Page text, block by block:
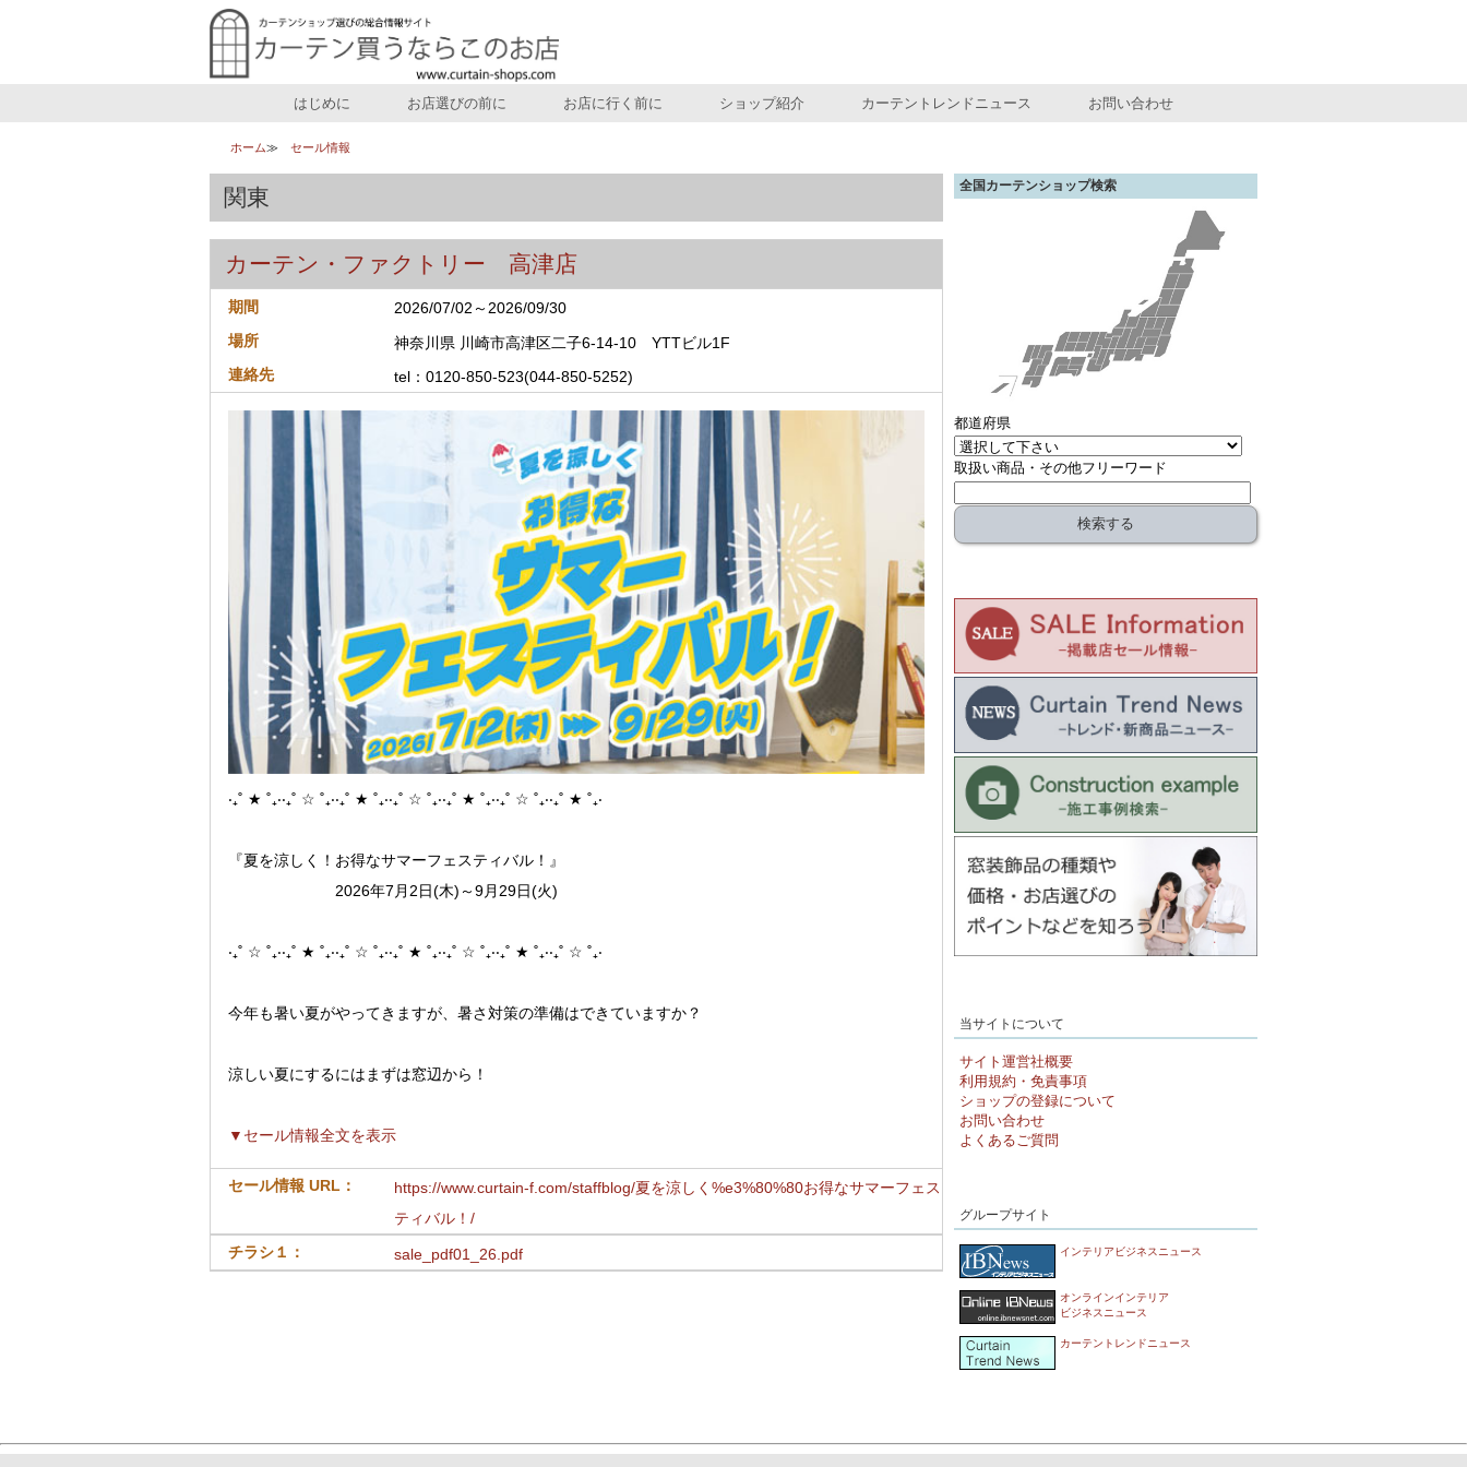
はじめに お店選びの前に お店に行く前に ショップ紹介 カーテントレンドニュース お問い合わせ
ホーム セール情報
関東
カーテン・ファクトリー 高津店
期間
2026/07/02～2026/09/30
場所
神奈川県 川崎市高津区二子6-14-10 YTTビル1F
連絡先
tel：0120-850-523(044-850-5252)
‧₊˚ ★ ˚₊‧‧₊˚ ☆ ˚₊‧‧₊˚ ★ ˚₊‧‧₊˚ ☆ ˚₊‧‧₊˚ ★ ˚₊‧‧₊˚ ☆ ˚₊‧‧₊˚ ★ ˚₊‧
『夏を涼しく！お得なサマーフェスティバル！』
2026年7月2日(木)～9月29日(火)
‧₊˚ ☆ ˚₊‧‧₊˚ ★ ˚₊‧‧₊˚ ☆ ˚₊‧‧₊˚ ★ ˚₊‧‧₊˚ ☆ ˚₊‧‧₊˚ ★ ˚₊‧‧₊˚ ☆ ˚₊‧
今年も暑い夏がやってきますが、暑さ対策の準備はできていますか？
涼しい夏にするにはまずは窓辺から！
▼セール情報全文を表示
セール情報 URL：
https://www.curtain-f.com/staffblog/夏を涼しく%e3%80%80お得なサマーフェス
ティバル！/
チラシ１：
sale_pdf01_26.pdf
全国カーテンショップ検索
都道府県
取扱い商品・その他フリーワード
当サイトについて
サイト運営社概要
利用規約・免責事項
ショップの登録について
お問い合わせ
よくあるご質問
グループサイト
インテリアビジネスニュース
オンラインインテリア
ビジネスニュース
カーテントレンドニュース